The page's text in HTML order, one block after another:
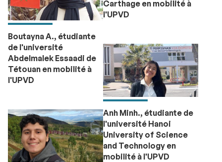
Carthage en mobilité à
l'UPVD
Boutayna A., étudiante
de l'université
Abdelmalek Essaadi de
Tétouan en mobilité à
l'UPVD
Anh Minh., étudiante de
l'université Hanoi
University of Science
and Technology en
mobilité à l'UPVD